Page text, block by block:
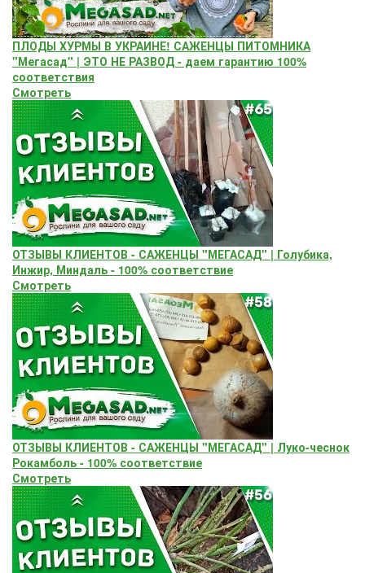
ПЛОДЫ ХУРМЫ В УКРАИНЕ! САЖЕНЦЫ ПИТОМНИКА
"Мегасад" | ЭТО НЕ РАЗВОД - даем гарантию 100%
соответствия
Смотреть
ОТЗЫВЫ КЛИЕНТОВ - САЖЕНЦЫ "МЕГАСАД" | Голубика,
Инжир, Миндаль - 100% соответствие
Смотреть
ОТЗЫВЫ КЛИЕНТОВ - САЖЕНЦЫ "МЕГАСАД" | Луко-чеснок
Рокамболь - 100% соответствие
Смотреть